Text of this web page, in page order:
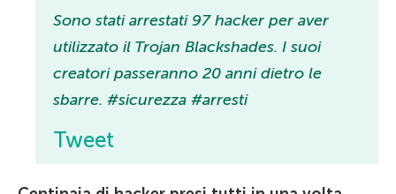
Sono stati arrestati 97 hacker per aver
utilizzato il Trojan Blackshades. I suoi
creatori passeranno 20 anni dietro le
sbarre. #sicurezza #arresti
Tweet